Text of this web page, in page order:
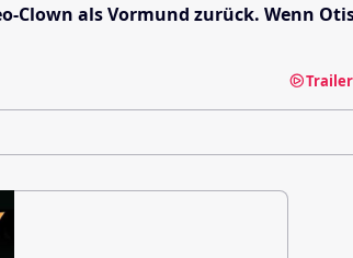
als Vormund zurück. Wenn